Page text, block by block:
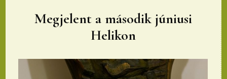
Marosvásárhelyi
Megjelent a második júniusi
Helikon